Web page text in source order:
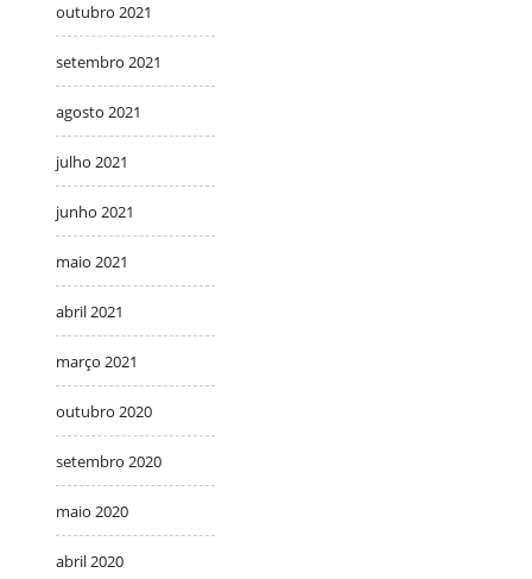
outubro 2021
setembro 2021
agosto 2021
julho 2021
junho 2021
maio 2021
abril 2021
março 2021
outubro 2020
setembro 2020
maio 2020
abril 2020